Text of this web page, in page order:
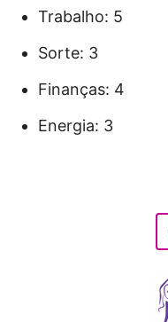
Trabalho: 5
Sorte: 3
Finanças: 4
Energia: 3